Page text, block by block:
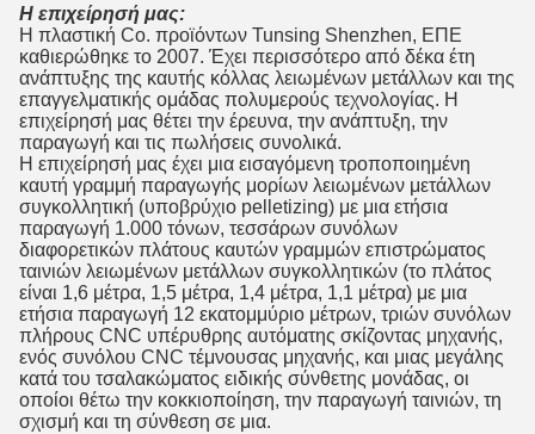
Η επιχείρησή μας:
Η πλαστική Co. προϊόντων Tunsing Shenzhen, ΕΠΕ
καθιερώθηκε το 2007. Έχει περισσότερο από δέκα έτη
ανάπτυξης της καυτής κόλλας λειωμένων μετάλλων και της
επαγγελματικής ομάδας πολυμερούς τεχνολογίας. Η
επιχείρησή μας θέτει την έρευνα, την ανάπτυξη, την
παραγωγή και τις πωλήσεις συνολικά.
Η επιχείρησή μας έχει μια εισαγόμενη τροποποιημένη
καυτή γραμμή παραγωγής μορίων λειωμένων μετάλλων
συγκολλητική (υποβρύχιο pelletizing) με μια ετήσια
παραγωγή 1.000 τόνων, τεσσάρων συνόλων
διαφορετικών πλάτους καυτών γραμμών επιστρώματος
ταινιών λειωμένων μετάλλων συγκολλητικών (το πλάτος
είναι 1,6 μέτρα, 1,5 μέτρα, 1,4 μέτρα, 1,1 μέτρα) με μια
ετήσια παραγωγή 12 εκατομμύριο μέτρων, τριών συνόλων
πλήρους CNC υπέρυθρης αυτόματης σκίζοντας μηχανής,
ενός συνόλου CNC τέμνουσας μηχανής, και μιας μεγάλης
κατά του τσαλακώματος ειδικής σύνθετης μονάδας, οι
οποίοι θέτω την κοκκιοποίηση, την παραγωγή ταινιών, τη
σχισμή και τη σύνθεση σε μια.